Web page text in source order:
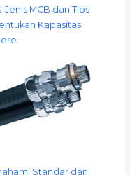
Jenis MCB dan Tips
Kapasitas
Standar dan